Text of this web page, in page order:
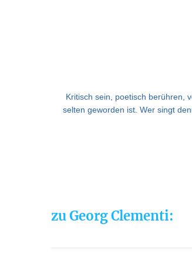
Kritisch sein, poetisch berühren,
selten geworden ist. Wer singt
zu Georg Clementi: